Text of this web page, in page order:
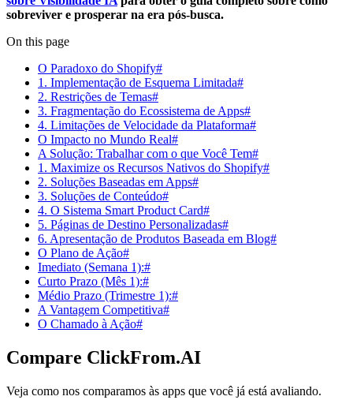
sobreviver e prosperar na era pós-busca.
On this page
O Paradoxo do Shopify#
1. Implementação de Esquema Limitada#
2. Restrições de Temas#
3. Fragmentação do Ecossistema de Apps#
4. Limitações de Velocidade da Plataforma#
O Impacto no Mundo Real#
A Solução: Trabalhar com o que Você Tem#
1. Maximize os Recursos Nativos do Shopify#
2. Soluções Baseadas em Apps#
3. Soluções de Conteúdo#
4. O Sistema Smart Product Card#
5. Páginas de Destino Personalizadas#
6. Apresentação de Produtos Baseada em Blog#
O Plano de Ação#
Imediato (Semana 1):#
Curto Prazo (Mês 1):#
Médio Prazo (Trimestre 1):#
A Vantagem Competitiva#
O Chamado à Ação#
Compare ClickFrom.AI
Veja como nos comparamos às apps que você já está avaliando.